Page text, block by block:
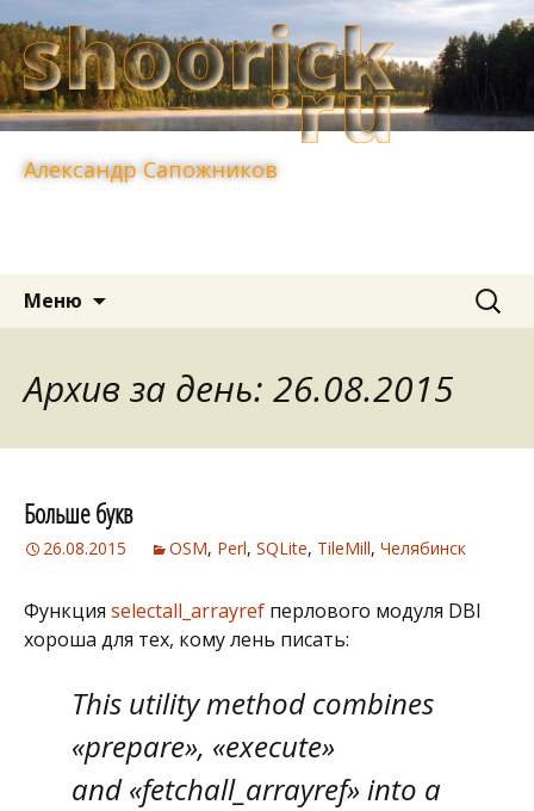
Александр Сапожников
Меню Найти:
Архив за день: 26.08.2015
Больше букв
26.08.2015 OSM, Perl, SQLite, TileMill, Челябинск
Функция selectall_arrayref перлового модуля DBI
хороша для тех, кому лень писать:
This utility method combines
«prepare», «execute»
and «fetchall_arrayref» into a